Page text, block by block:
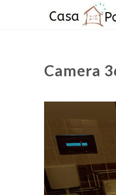
Camera